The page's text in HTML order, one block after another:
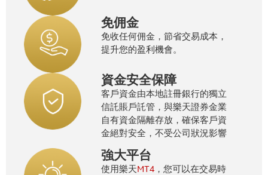
免佣金
免收任何佣金，節省交易成本，
提升您的盈利機會。
資金安全保障
客戶資金由本地註冊銀行的獨立
信託賬戶託管，與樂天證券金業
自有資金隔離存放，確保客戶資
金絕對安全，不受公司狀況影響
強大平台
使用樂天MT4，您可以在交易時